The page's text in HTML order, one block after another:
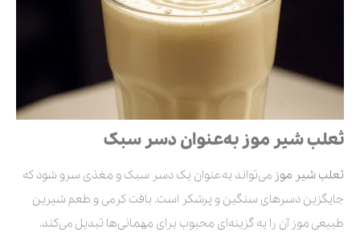
ثعلب شیر موز به‌عنوان دسر سبک
ثعلب شیر موز می‌تواند به‌عنوان یک دسر سبک و مغذی سرو شود که
جایگزین دسرهای سنگین و پرشکر است. بافت کرمی و طعم شیرین
طبیعی موز آن را به گزینه‌ای محبوب برای مهمانی‌ها تبدیل می‌کند.